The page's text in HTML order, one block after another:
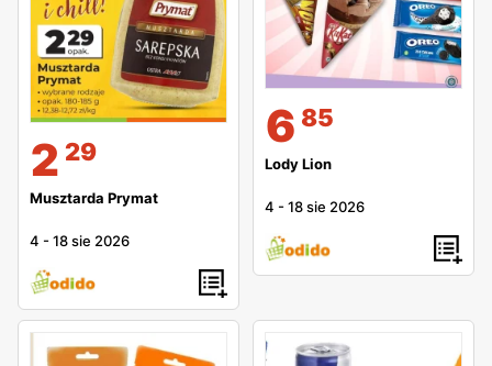
2 29
Musztarda Prymat
4 -18 sie 2026
6 85
Lody Lion
4 -18 sie 2026